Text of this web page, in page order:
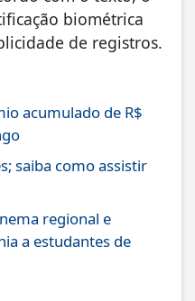
biométrica
de registros.
acumulado de R$
saiba como assistir
regional e
a estudantes de